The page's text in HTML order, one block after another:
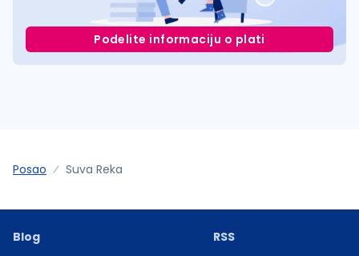
Podelite informaciju o plati
Posao Suva Reka
Blog
RSS